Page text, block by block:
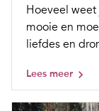
Hoeveel
mooie en
liefdes en
Lees meer